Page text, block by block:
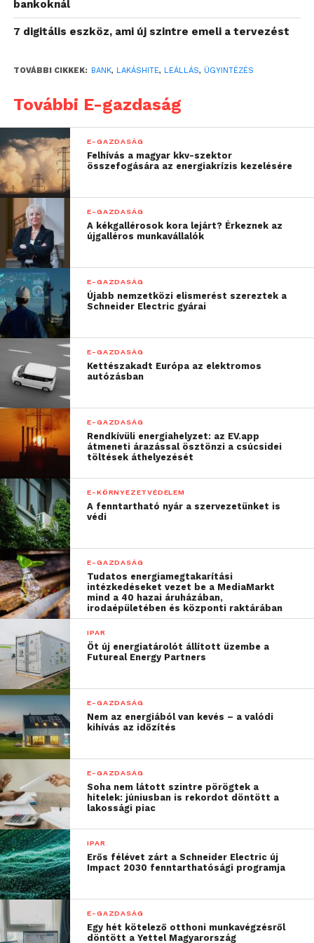
a CIB Bank Allee és Westend fiókja 16
órakor zár
December 24-én, szombaton
a szombati nyitvatartással rendelkező
bankfiókok is zárva tartanak az OTP-nél
December 25-én, vasárnap és
26-án, hétfőn
minden bank minden egysége zárva
tart
December 30-án, pénteken
az Erste bankfiókokat délig lehet
felkeresni
a CIB Bank valamennyi kirendeltsége 13
órakor zár
minden OTP bankfiók legkésőbb 16:00
órakor bezár
December 31-én, szombaton
sem nyitnak ki a jellemzően a
plázákban működő és szombaton is
Közel 3 hétig nem tudnak
jelzálogot bejegyeztetni a
bankok
Gergely Péter, a BiztosDöntés.hu hitelszakértője arra
figyelmeztet, hogy a bankfiókok nyitvatartása
ellenére bizonyos ügyletek intézése
megnehezülhet. A kormányzati szerveknél ugyanis
a 2022. december 22. és 2023. január 6. közötti
igazgatási szünetet rendeltek el. Ezen időszakban a
kormányablakok és az okmányirodák többsége
zárva tart – megyénként 2-4 Kormányablak lesz
nyitva, Budapesten 4 kirendeltség, illetve a Központi
Okmányiroda tart félfogadást. A banki
ügyintézéshez – például a családtámogatások
igényléséhez szükséges – igazolások beszerzése
ezen időszak alatt megnehezülhet.
Ugyancsak igazgatási szünet lesz a fővárosi és
megyei kormányhivatalok ingatlanügyi hatósági
feladatait ellátó földhivatali szervezeti egységekben
is. Az igazgatási szünet megkezdésekor folyó
ingatlanügyi hatósági ügyek ügyintézési
időtartamának a számítása megáll, a földhivatalok
feladataikat nem látják el és az ügyfélfogadás is
szünetel. Az ingatlan nyilvántartási kérelmeket
bankoknál
7 digitális eszköz, ami új szintre emeli a tervezést
TOVÁBBI CIKKEK: BANK, LAKÁSHITE, LEÁLLÁS, ÜGYINTÉZÉS
További E-gazdaság
E-GAZDASÁG
Felhívás a magyar kkv-szektor
összefogására az energiakrízis kezelésére
E-GAZDASÁG
A kékgallérosok kora lejárt? Érkeznek az
újgalléros munkavállalók
E-GAZDASÁG
Újabb nemzetközi elismerést szereztek a
Schneider Electric gyárai
E-GAZDASÁG
Kettészakadt Európa az elektromos
autózásban
E-GAZDASÁG
Rendkívüli energiahelyzet: az EV.app
átmeneti árazással ösztönzi a csúcsidei
töltések áthelyezését
E-KÖRNYEZETVÉDELEM
A fenntartható nyár a szervezetünket is
védi
E-GAZDASÁG
Tudatos energiamegtakarítási
intézkedéseket vezet be a MediaMarkt
mind a 40 hazai áruházában,
irodaépületében és központi raktárában
IPAR
Öt új energiatárolót állított üzembe a
Futureal Energy Partners
E-GAZDASÁG
Nem az energiából van kevés – a valódi
kihívás az időzítés
E-GAZDASÁG
Soha nem látott szintre pörögtek a
hitelek: júniusban is rekordot döntött a
lakossági piac
IPAR
Erős félévet zárt a Schneider Electric új
Impact 2030 fenntarthatósági programja
E-GAZDASÁG
Egy hét kötelező otthoni munkavégzésről
döntött a Yettel Magyarország